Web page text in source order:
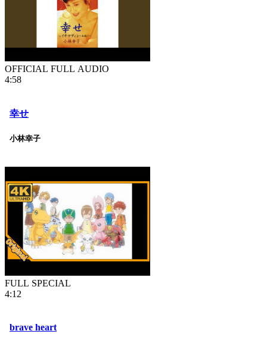
OFFICIAL FULL AUDIO
4:58
幸せ
小林幸子
FULL SPECIAL
4:12
brave heart